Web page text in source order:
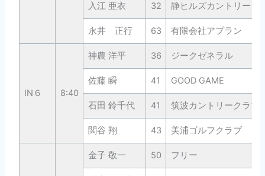
入江 亜衣 32 静ヒルズカントリーク
永井 正行 63 有限会社アプラン
IN６ 8:40
神農 洋平 36 ジークゼネラル
佐藤 瞬 41 GOOD GAME
石田 鈴千代 41 筑波カントリークラブ
関谷 翔 43 美浦ゴルフクラブ
金子 敬一 50 フリー